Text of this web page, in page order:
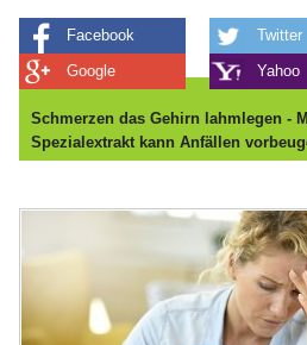
Facebook
Twitter
Google
Yahoo
Schmerzen das Gehirn lahmlegen -
Spezialextrakt kann Anfällen